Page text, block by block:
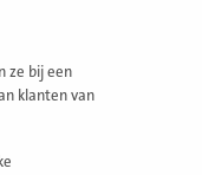
ze bij een
klanten van